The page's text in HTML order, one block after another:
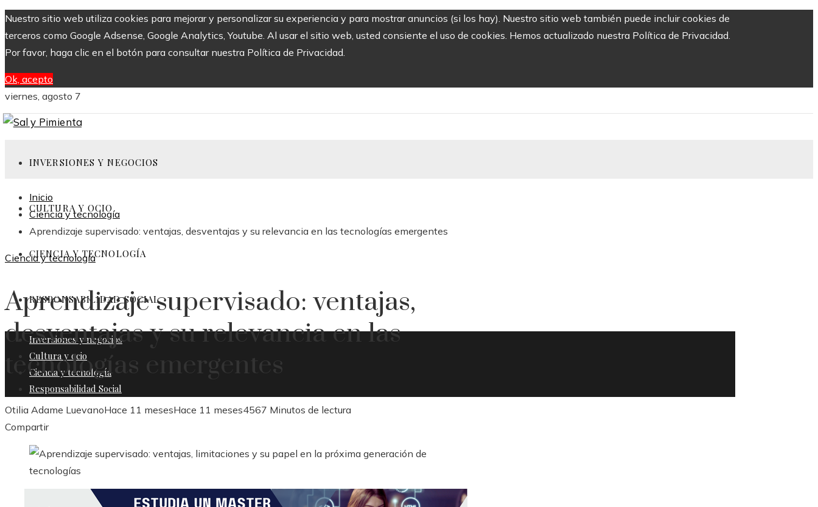
Nuestro sitio web utiliza cookies para mejorar y personalizar su experiencia y para mostrar anuncios (si los hay). Nuestro sitio web también puede incluir cookies de
terceros como Google Adsense, Google Analytics, Youtube. Al usar el sitio web, usted consiente el uso de cookies. Hemos actualizado nuestra Política de Privacidad.
Por favor, haga clic en el botón para consultar nuestra Política de Privacidad.
Ok, acepto
viernes, agosto 7
INVERSIONES Y NEGOCIOS
CULTURA Y OCIO
CIENCIA Y TECNOLOGÍA
RESPONSABILIDAD SOCIAL
Inversiones y negocios
Cultura y ocio
Ciencia y tecnología
Responsabilidad Social
Inicio
Ciencia y tecnología
Aprendizaje supervisado: ventajas, desventajas y su relevancia en las tecnologías emergentes
Ciencia y tecnología
Aprendizaje supervisado: ventajas,
desventajas y su relevancia en las
tecnologías emergentes
Otilia Adame LuevanoHace 11 mesesHace 11 meses4567 Minutos de lectura
Facebook
Twitter
LinkedIn
Pinterest
Stumbleupon
Email
Compartir